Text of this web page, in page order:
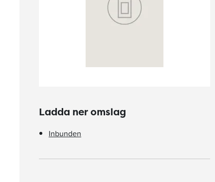
Ladda ner omslag
Inbunden